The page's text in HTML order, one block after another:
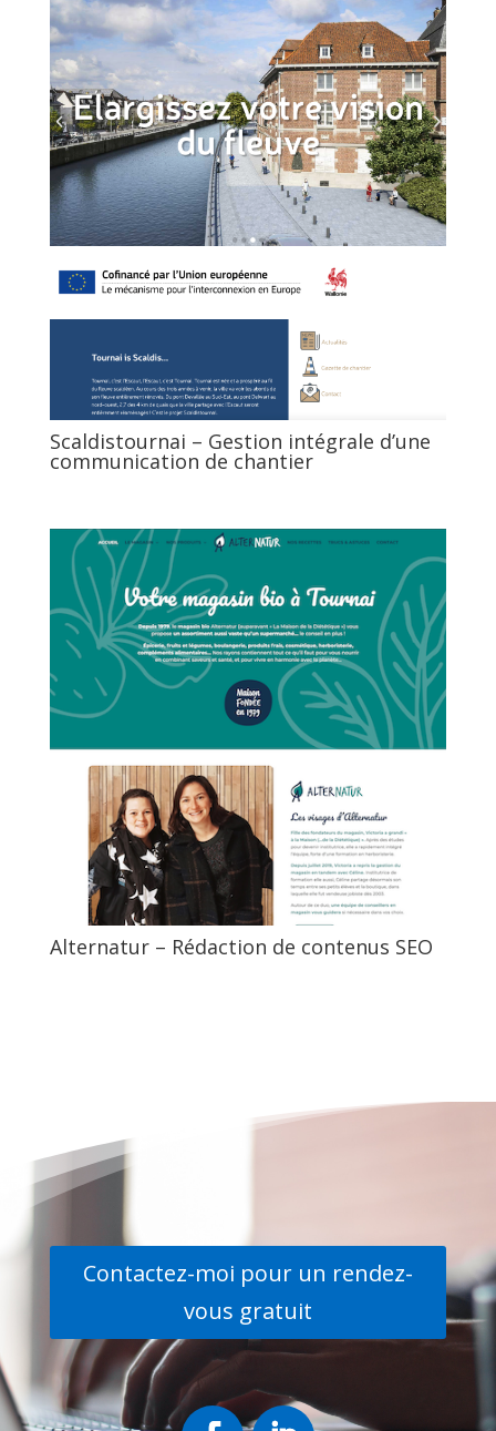
Scaldistournai – Gestion intégrale d’une
communication de chantier
Alternatur – Rédaction de contenus SEO
Contactez-moi pour un rendez-
vous gratuit